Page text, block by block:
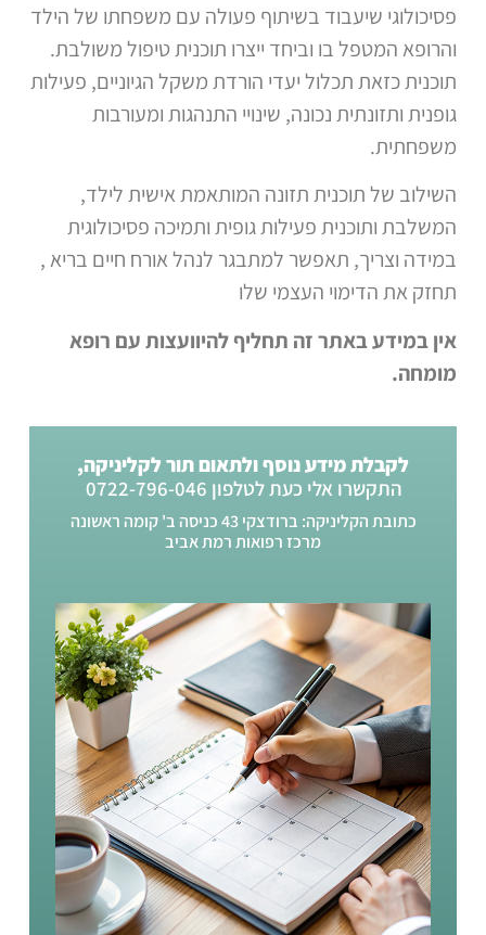
פסיכולוגי שיעבוד בשיתוף פעולה עם משפחתו של הילד
והרופא המטפל בו וביחד ייצרו תוכנית טיפול משולבת.
תוכנית כזאת תכלול יעדי הורדת משקל הגיוניים, פעילות
גופנית ותזונתית נכונה, שינויי התנהגות ומעורבות
משפחתית.
השילוב של תוכנית תזונה המותאמת אישית לילד,
המשלבת ותוכנית פעילות גופית ותמיכה פסיכולוגית
במידה וצריך, תאפשר למתבגר לנהל אורח חיים בריא ,
תחזק את הדימוי העצמי שלו
אין במידע באתר זה תחליף להיוועצות עם רופא
מומחה.
לקבלת מידע נוסף ולתאום תור לקליניקה,
התקשרו אלי כעת לטלפון 0722-796-046
כתובת הקליניקה: ברודצקי 43 כניסה ב' קומה ראשונה
מרכז רפואות רמת אביב